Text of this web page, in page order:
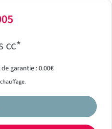
cc*
garantie : 0.00€